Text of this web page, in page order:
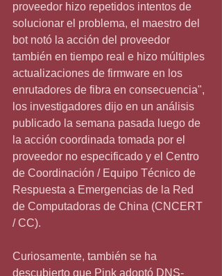
proveedor hizo repetidos intentos de
solucionar el problema, el maestro del
bot notó la acción del proveedor
también en tiempo real e hizo múltiples
actualizaciones de firmware en los
enrutadores de fibra en consecuencia",
los investigadores dijo en un análisis
publicado la semana pasada luego de
la acción coordinada tomada por el
proveedor no especificado y el Centro
de Coordinación / Equipo Técnico de
Respuesta a Emergencias de la Red
de Computadoras de China (CNCERT
/ CC).
Curiosamente, también se ha
descubierto que Pink adoptó DNS-